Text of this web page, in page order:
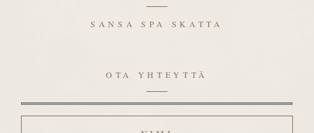
SANSA SPA SKATTA
OTA YHTEYTTÄ
Nimi